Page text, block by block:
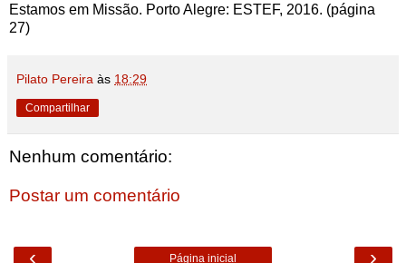
Estamos em Missão. Porto Alegre: ESTEF, 2016. (página
27)
Pilato Pereira às 18:29
Compartilhar
Nenhum comentário:
Postar um comentário
‹ ›
Página inicial